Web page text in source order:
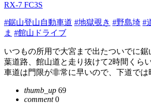
RX-7 FC3S
#鋸山登山自動車道 #地獄覗き #野島埼 #
ま #館山ドライブ
いつもの所用で大宮まで出たついでに
葉道路、館山道と走り抜けて2時間くら
車道は門限が非常に早いので、下道では
thumb_up 69
comment0